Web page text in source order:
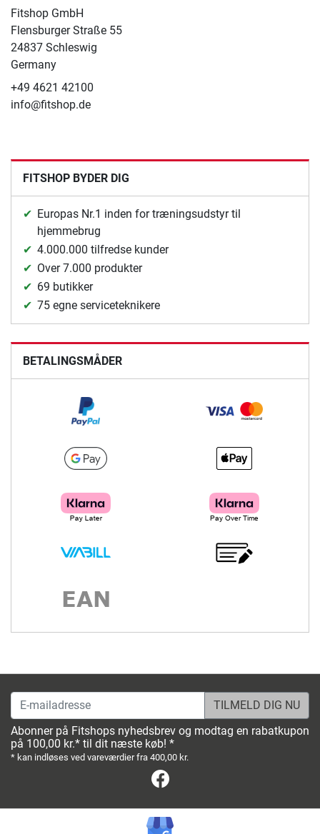
Fitshop GmbH
Flensburger Straße 55
24837 Schleswig
Germany
+49 4621 42100
info@fitshop.de
FITSHOP BYDER DIG
Europas Nr.1 inden for træningsudstyr til
hjemmebrug
4.000.000 tilfredse kunder
Over 7.000 produkter
69 butikker
75 egne serviceteknikere
BETALINGSMÅDER
E-mailadresse
Abonner på Fitshops nyhedsbrev og modtag en rabatkupon
på 100,00 kr.* til dit næste køb! *
* kan indløses ved vareværdier fra 400,00 kr.